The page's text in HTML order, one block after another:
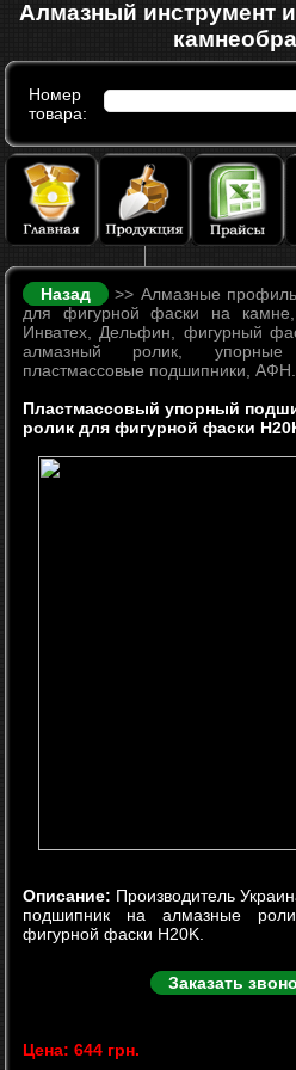
Алмазный инструмент
Номер
товара:
Назад
>> Алмазные
для фигурной фаски на
Инватех, Дельфин, фигурный
алмазный ролик, упорные
пластмассовые подшипники, АФН.
Пластмассовый упорный
ролик для фигурной фаски
Описание: Производитель
подшипник на алмазные
фигурной фаски H20K.
Заказать
Цена: 644 грн.